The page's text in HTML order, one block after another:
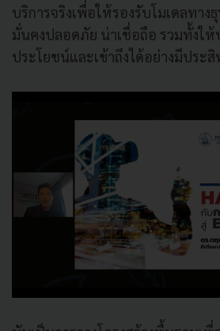
บริการจริงเพื่อให้รองรับโมเดลทาง
มั่นคงปลอดภัย น่าเชื่อถือ รวมทั้งใ
ประโยชน์และเข้าถึงได้อย่างมีประ